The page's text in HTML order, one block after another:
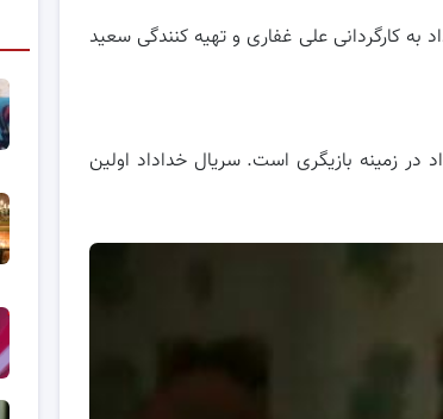
کارگردانی علی غفاری و تهیه کنندگی سعید
هوش و با استعداد در زمینه بازیگری است. سریال خداداد اولین